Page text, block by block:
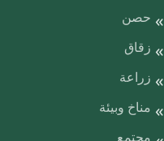
حصن
زقاق
زراعة
مناخ وبيئة
مجتمع